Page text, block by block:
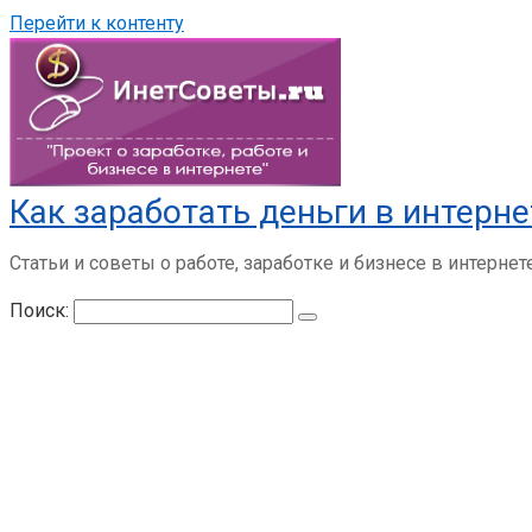
Перейти к контенту
Как заработать деньги в
Статьи и советы о работе, заработке и бизнесе в
Поиск: